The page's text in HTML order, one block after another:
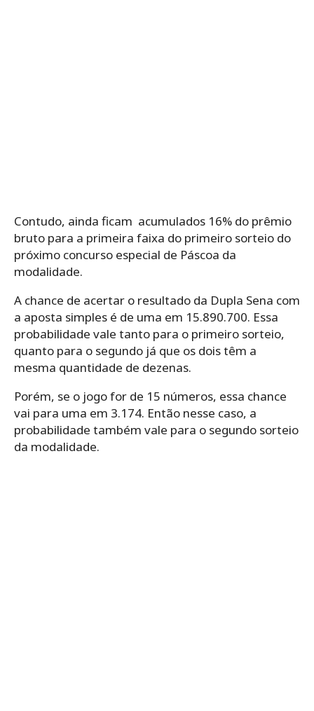
Contudo, ainda ficam acumulados 16% do prêmio
bruto para a primeira faixa do primeiro sorteio do
próximo concurso especial de Páscoa da
modalidade.
A chance de acertar o resultado da Dupla Sena com
a aposta simples é de uma em 15.890.700. Essa
probabilidade vale tanto para o primeiro sorteio,
quanto para o segundo já que os dois têm a
mesma quantidade de dezenas.
Porém, se o jogo for de 15 números, essa chance
vai para uma em 3.174. Então nesse caso, a
probabilidade também vale para o segundo sorteio
da modalidade.